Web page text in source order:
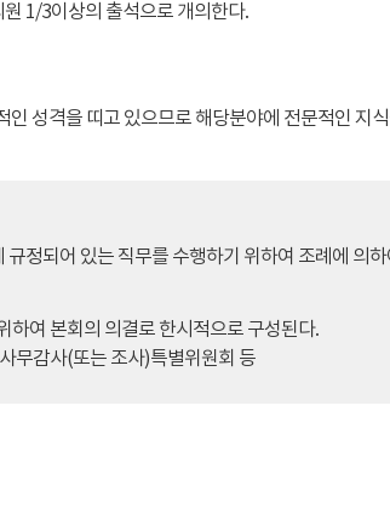
1/3이상의 출석으로 개의한다.
성격을 띠고 있으므로 해당분야에 전문적인 지
정되어 있는 직무를 수행하기 위하여 조례에 의
하여 본회의 의결로 한시적으로 구성된다.
무감사(또는 조사)특별위원회 등